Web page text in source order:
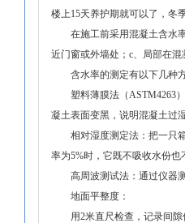
楼上15天养护期就可以了，冬
在施工前采用混凝土含水率
近门窗或外墙处；c、局部在
含水率的测定有以下几种
塑料薄膜法（ASTM4263）
凝土表面变黑，说明混凝土过
相对湿度测定法：把一只箱
率为5%时，它既不吸收水份
高周波测试法：通过仪器测
地面平整度：
用2米直尺检查，记录间隙